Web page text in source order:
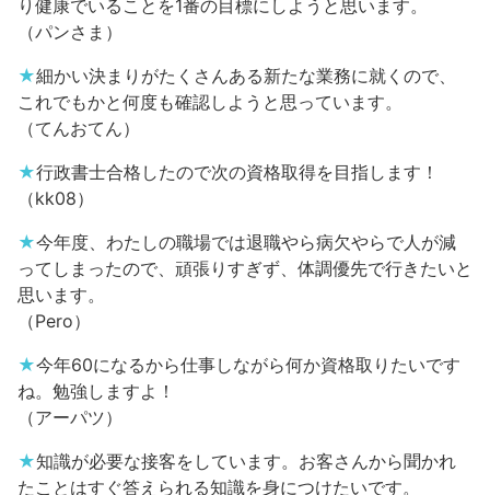
り健康でいることを1番の目標にしようと思います。
（パンさま）
★細かい決まりがたくさんある新たな業務に就くので、
これでもかと何度も確認しようと思っています。
（てんおてん）
★行政書士合格したので次の資格取得を目指します！
（kk08）
★今年度、わたしの職場では退職やら病欠やらで人が減
ってしまったので、頑張りすぎず、体調優先で行きたいと
思います。
（Pero）
★今年60になるから仕事しながら何か資格取りたいです
ね。勉強しますよ！
（アーパツ）
★知識が必要な接客をしています。お客さんから聞かれ
たことはすぐ答えられる知識を身につけたいです。